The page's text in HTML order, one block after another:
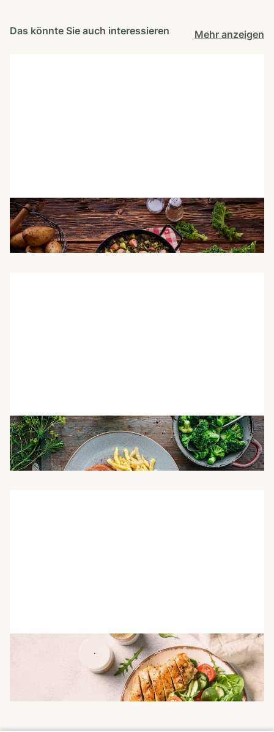
Das könnte Sie auch interessieren Mehr anzeigen
Genussvoll durch die kalte Jahreszeit
Lesezeit: 7 Minuten
Vegetarische Ernährung im Alter
Lesezeit: 9 Minuten
Ernährung im Sommer: leichte Gerichte für heiße
Lesezeit: 7 Minuten